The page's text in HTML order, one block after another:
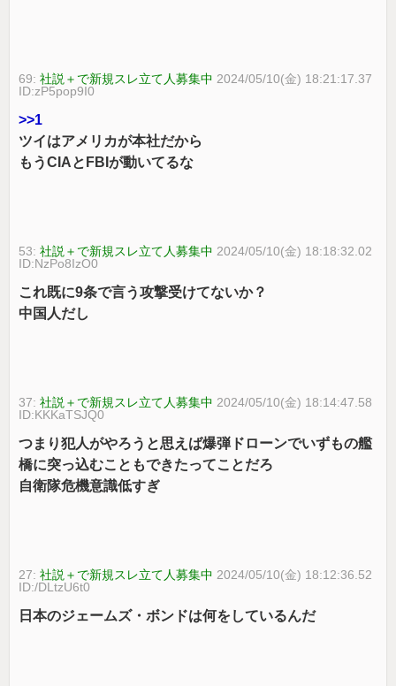
69:社説＋で新規スレ立て人募集中 2024/05/10(金) 18:21:17.37
ID:zP5pop9I0
>>1
ツイはアメリカが本社だから
もうCIAとFBIが動いてるな
53:社説＋で新規スレ立て人募集中 2024/05/10(金) 18:18:32.02
ID:NzPo8IzO0
これ既に9条で言う攻撃受けてないか？
中国人だし
37:社説＋で新規スレ立て人募集中 2024/05/10(金) 18:14:47.58
ID:KKKaTSJQ0
つまり犯人がやろうと思えば爆弾ドローンでいずもの艦
橋に突っ込むこともできたってことだろ
自衛隊危機意識低すぎ
27:社説＋で新規スレ立て人募集中 2024/05/10(金) 18:12:36.52
ID:/DLtzU6t0
日本のジェームズ・ボンドは何をしているんだ